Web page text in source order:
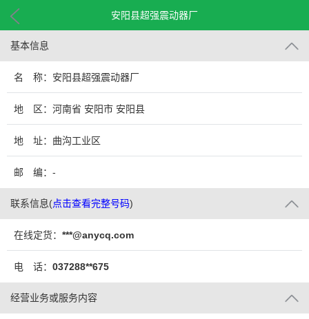
安阳县超强震动器厂
基本信息
名 称：安阳县超强震动器厂
地 区：河南省 安阳市 安阳县
地 址：曲沟工业区
邮 编：-
联系信息(点击查看完整号码)
在线定货： ***@anycq.com
电 话： 037288**675
经营业务或服务内容